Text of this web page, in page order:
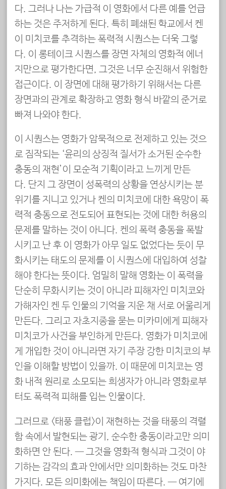
다. 그러나 나는 가급적 이 영화에서 다른 예를 언급
하는 것은 주저하게 된다. 특히 폐쇄된 학교에서 켄
이 미치코를 추격하는 폭력적 시퀀스는 더욱 그렇
다. 이 롱테이크 시퀀스를 장면 자체의 영화적 에너
지만으로 평가한다면, 그것은 너무 순진해서 위험한
접근이다. 이 장면에 대해 평가하기 위해서는 다른
장면과의 관계로 확장하고 영화 형식 바깥의 준거로
빠져 나와야 한다.
이 시퀀스는 영화가 암묵적으로 전제하고 있는 것으
로 짐작되는 ‘윤리의 상징적 질서가 소거된 순수한
충동의 재현’이 모순적 기획이라고 느끼게 만든
다. 단지 그 장면이 성폭력의 상황을 연상시키는 분
위기를 지니고 있거나 켄의 미치코에 대한 욕망이 폭
력적 충동으로 전도되어 표현되는 것에 대한 허용의
문제를 말하는 것이 아니다. 켄의 폭력 충동을 폭발
시키고 난 후 이 영화가 아무 일도 없었다는 듯이 무
화시키는 태도의 문제를 이 시퀀스에 대입하여 성찰
해야 한다는 뜻이다. 엄밀히 말해 영화는 이 폭력을
단순히 무화시키는 것이 아니라 피해자인 미치코와
가해자인 켄 두 인물의 기억을 지운 채 서로 어울리게
만든다. 그리고 자초지종을 묻는 미카미에게 피해자
미치코가 사건을 부인하게 만든다. 영화가 미치코에
게 개입한 것이 아니라면 자기 주장 강한 미치코의 부
인을 이해할 방법이 있을까. 이 때문에 미치코는 영
화 내적 원리로 소모되는 희생자가 아니라 영화로부
터도 폭력적 피해를 입는 인물이다.
그러므로 <태풍 클럽>이 재현하는 것을 태풍의 격렬
함 속에서 발현되는 광기, 순수한 충동이라고만 의미
화하면 안 된다. — 그것을 영화적 형식과 그것이 야
기하는 감각의 효과 안에서만 의미화하는 것도 마찬
가지다. 모든 의미화에는 책임이 따른다. — 여기에